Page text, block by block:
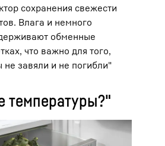
сохранения свежести
Влага и немного
обменные
что важно для того,
не завяли и не погибли"
температуры?"